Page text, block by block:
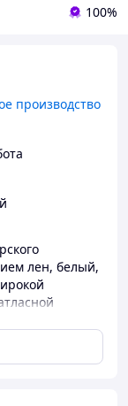
100%
производство
лен, белый,
также из